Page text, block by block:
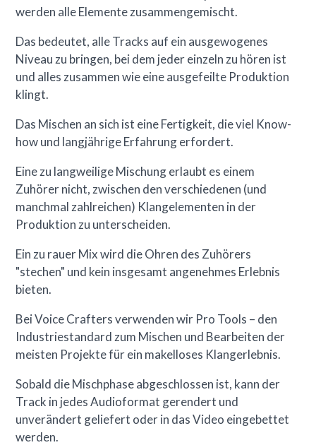
werden alle Elemente zusammengemischt.
Das bedeutet, alle Tracks auf ein ausgewogenes
Niveau zu bringen, bei dem jeder einzeln zu hören ist
und alles zusammen wie eine ausgefeilte Produktion
klingt.
Das Mischen an sich ist eine Fertigkeit, die viel Know-
how und langjährige Erfahrung erfordert.
Eine zu langweilige Mischung erlaubt es einem
Zuhörer nicht, zwischen den verschiedenen (und
manchmal zahlreichen) Klangelementen in der
Produktion zu unterscheiden.
Ein zu rauer Mix wird die Ohren des Zuhörers
"stechen" und kein insgesamt angenehmes Erlebnis
bieten.
Bei Voice Crafters verwenden wir Pro Tools – den
Industriestandard zum Mischen und Bearbeiten der
meisten Projekte für ein makelloses Klangerlebnis.
Sobald die Mischphase abgeschlossen ist, kann der
Track in jedes Audioformat gerendert und
unverändert geliefert oder in das Video eingebettet
werden.